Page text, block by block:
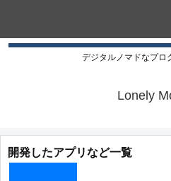
デジタルノマドなプロ
Lonely
開発したアプリなど一覧